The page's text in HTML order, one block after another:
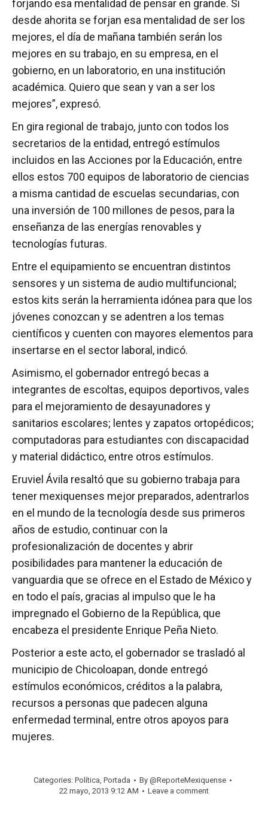
forjando esa mentalidad de pensar en grande. Si
desde ahorita se forjan esa mentalidad de ser los
mejores, el día de mañana también serán los
mejores en su trabajo, en su empresa, en el
gobierno, en un laboratorio, en una institución
académica. Quiero que sean y van a ser los
mejores”, expresó.
En gira regional de trabajo, junto con todos los
secretarios de la entidad, entregó estímulos
incluidos en las Acciones por la Educación, entre
ellos estos 700 equipos de laboratorio de ciencias
a misma cantidad de escuelas secundarias, con
una inversión de 100 millones de pesos, para la
enseñanza de las energías renovables y
tecnologías futuras.
Entre el equipamiento se encuentran distintos
sensores y un sistema de audio multifuncional;
estos kits serán la herramienta idónea para que los
jóvenes conozcan y se adentren a los temas
científicos y cuenten con mayores elementos para
insertarse en el sector laboral, indicó.
Asimismo, el gobernador entregó becas a
integrantes de escoltas, equipos deportivos, vales
para el mejoramiento de desayunadores y
sanitarios escolares; lentes y zapatos ortopédicos;
computadoras para estudiantes con discapacidad
y material didáctico, entre otros estímulos.
Eruviel Ávila resaltó que su gobierno trabaja para
tener mexiquenses mejor preparados, adentrarlos
en el mundo de la tecnología desde sus primeros
años de estudio, continuar con la
profesionalización de docentes y abrir
posibilidades para mantener la educación de
vanguardia que se ofrece en el Estado de México y
en todo el país, gracias al impulso que le ha
impregnado el Gobierno de la República, que
encabeza el presidente Enrique Peña Nieto.
Posterior a este acto, el gobernador se trasladó al
municipio de Chicoloapan, donde entregó
estímulos económicos, créditos a la palabra,
recursos a personas que padecen alguna
enfermedad terminal, entre otros apoyos para
mujeres.
Categories: Política, Portada By @ReporteMexiquense
22 mayo, 2013 9:12 AM
Leave a comment